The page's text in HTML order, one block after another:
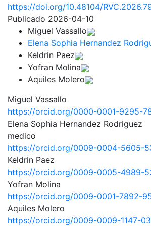
https://doi.org/10.48104/
Publicado 2026-04-10
Miguel Vassallo
Elena Sophia Hernandez
Keldrin Paez
Yofran Molina
Aquiles Molero
Miguel Vassallo
https://orcid.org/0000-0001-9295-
Elena Sophia Hernandez Rodriguez
medico
https://orcid.org/0009-0004-5605-
Keldrin Paez
https://orcid.org/0009-0005-4989-
Yofran Molina
https://orcid.org/0009-0001-7892-
Aquiles Molero
https://orcid.org/0009-0009-1147-